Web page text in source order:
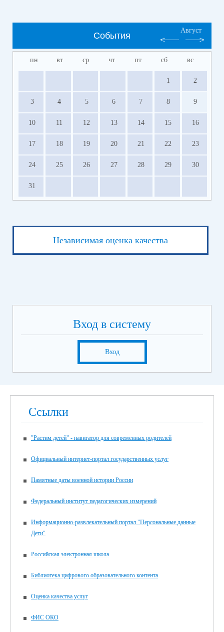
События
Август
пн вт ср чт пт сб вс
1 2
3 4 5 6 7 8 9
10 11 12 13 14 15 16
17 18 19 20 21 22 23
24 25 26 27 28 29 30
31
Независимая оценка качества
Вход в систему
Вход
Ссылки
"Растим детей" - навигатор для современных родителей
Официальный интернет-портал государственных услуг
Памятные даты военной истории России
Федеральный институт педагогических измерений
Информационно-развлекательный портал "Персональные данные
Дети"
Российская электронная школа
Библиотека цифрового образовательного контента
Оценка качества услуг
ФИС ОКО